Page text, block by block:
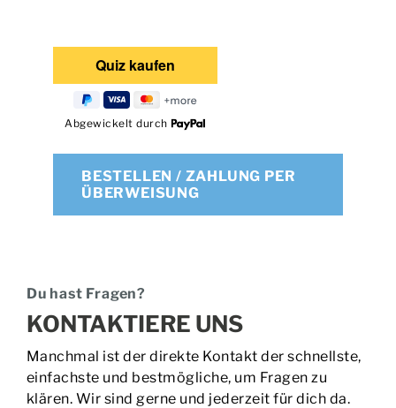
Abgewickelt durch
BESTELLEN / ZAHLUNG PER
ÜBERWEISUNG
Du hast Fragen?
KONTAKTIERE UNS
Manchmal ist der direkte Kontakt der schnellste,
einfachste und bestmögliche, um Fragen zu
klären. Wir sind gerne und jederzeit für dich da.